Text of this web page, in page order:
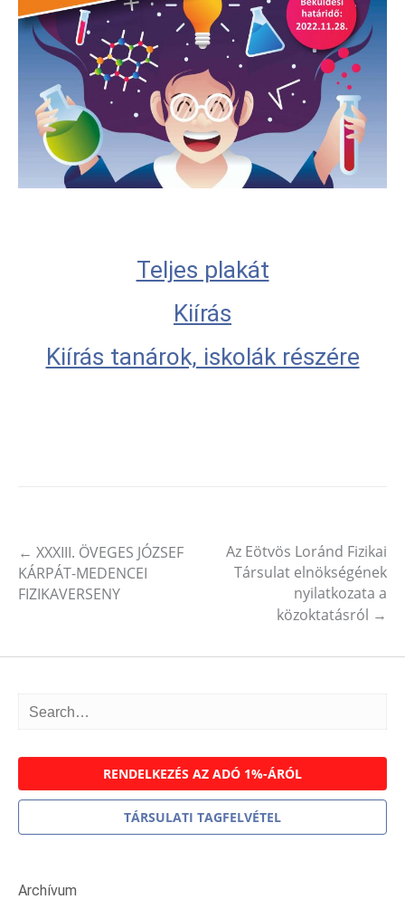
Teljes plakát
Kiírás
Kiírás tanárok, iskolák részére
Post navigation
← XXXIII. ÖVEGES JÓZSEF
KÁRPÁT-MEDENCEI
FIZIKAVERSENY
Az Eötvös Loránd Fizikai
Társulat elnökségének
nyilatkozata a
közoktatásról →
RENDELKEZÉS AZ ADÓ 1%-ÁRÓL
TÁRSULATI TAGFELVÉTEL
Archívum